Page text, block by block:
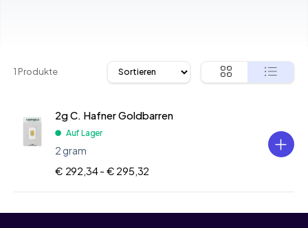
1 Produkte
2g C. Hafner Goldbarren
Auf Lager
2 gram
€ 292,34 - € 295,32